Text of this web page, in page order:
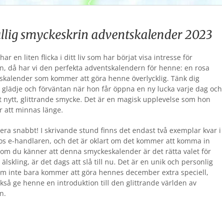
smyckeskrin adventskalender 2023
en liten flicka i ditt liv som har börjat visa intresse för
då har vi den perfekta adventskalendern för henne: en rosa
som kommer att göra henne överlycklig. Tänk dig
glädje och förväntan när hon får öppna en ny lucka varje dag och
nytt, glittrande smycke. Det är en magisk upplevelse som hon
att minnas länge.
snabbt! I skrivande stund finns det endast två exemplar kvar i
e-handlaren, och det är oklart om det kommer att komma in
du känner att denna smyckeskalender är det rätta valet för
är det dags att slå till nu. Det är en unik och personlig
inte bara kommer att göra hennes december extra speciell,
ge henne en introduktion till den glittrande världen av